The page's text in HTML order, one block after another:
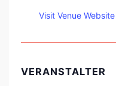
Visit Venue Website
VERANSTALTER